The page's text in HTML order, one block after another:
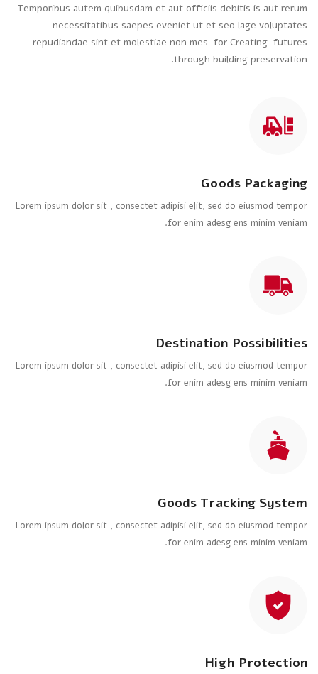
Temporibus autem quibusdam et aut officiis debitis is aut rerum
necessitatibus saepes eveniet ut et seo lage voluptates
repudiandae sint et molestiae non mes for Creating futures
through building preservation.
Goods Packaging
Lorem ipsum dolor sit , consectet adipisi elit, sed do eiusmod tempor
for enim adesg ens minim veniam.
Destination Possibilities
Lorem ipsum dolor sit , consectet adipisi elit, sed do eiusmod tempor
for enim adesg ens minim veniam.
Goods Tracking System
Lorem ipsum dolor sit , consectet adipisi elit, sed do eiusmod tempor
for enim adesg ens minim veniam.
High Protection